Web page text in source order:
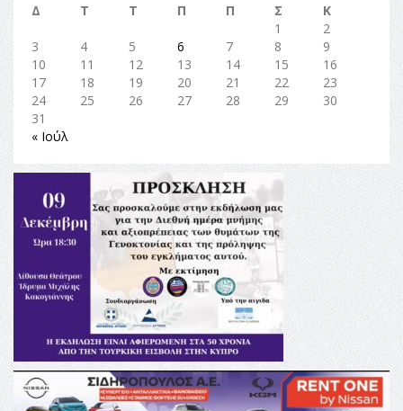
Δ
Τ Τ Π Π Σ
Κ
1
2
3
4 5 6 7 8
9
10
11 12 13 14 15
16
17
18 19 20 21 22
23
24
25 26 27 28 29
30
31
« Ιούλ